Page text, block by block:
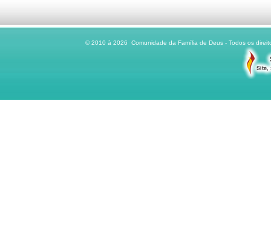
© 2010 à 2026 Comunidade da Família de Deus - Todos os